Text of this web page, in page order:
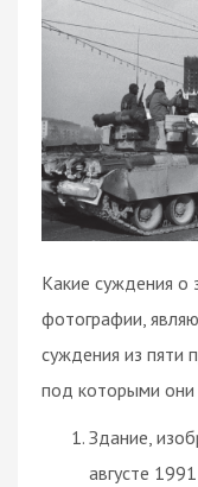
Какие суждения о
фотографии,
суждения из пяти
под которыми они
Здание,
августе 1991